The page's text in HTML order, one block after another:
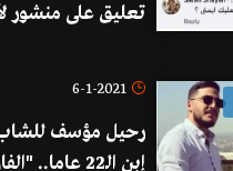
تعليق على منشور
6-1-2021
رحيل مؤسف
إبن الـ22